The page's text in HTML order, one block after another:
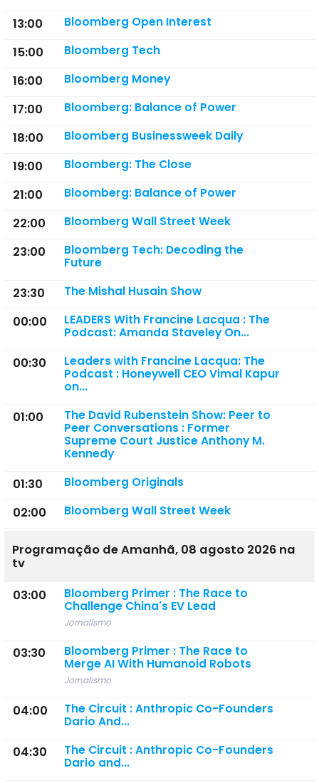
13:00 Bloomberg Open Interest
15:00 Bloomberg Tech
16:00 Bloomberg Money
17:00 Bloomberg: Balance of Power
18:00 Bloomberg Businessweek Daily
19:00 Bloomberg: The Close
21:00 Bloomberg: Balance of Power
22:00 Bloomberg Wall Street Week
23:00
Bloomberg Tech: Decoding the
Future
23:30 The Mishal Husain Show
00:00
LEADERS With Francine Lacqua : The
Podcast: Amanda Staveley On...
00:30
Leaders with Francine Lacqua: The
Podcast : Honeywell CEO Vimal Kapur
on...
01:00
The David Rubenstein Show: Peer to
Peer Conversations : Former
Supreme Court Justice Anthony M.
Kennedy
01:30 Bloomberg Originals
02:00 Bloomberg Wall Street Week
Programação de Amanhã, 08 agosto 2026 na
tv
03:00
Bloomberg Primer : The Race to
Challenge China's EV Lead
Jornalismo
03:30
Bloomberg Primer : The Race to
Merge AI With Humanoid Robots
Jornalismo
04:00
The Circuit : Anthropic Co-Founders
Dario And...
04:30
The Circuit : Anthropic Co-Founders
Dario and...